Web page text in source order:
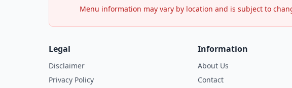
Menu information may vary by location and is subject to
Legal
Disclaimer
Privacy Policy
Information
About Us
Contact